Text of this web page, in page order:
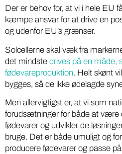
Der er behov for, at vi i hele EU
kæmpe ansvar for at drive en
og udenfor EU’s grænser.
Solcellerne skal væk fra
det mindste drives på en måde,
fødevareproduktion. Helt skønt
bygges, så de ikke ødelagde
Men allervigtigst er, at vi som
forudsætninger for både at være
fødevarer og udvikler de
bruge. Det er både umuligt og
producere fødevarer og passe